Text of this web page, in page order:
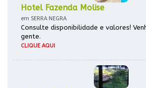
Hotel Fazenda Molise
em SERRA NEGRA
Consulte disponibilidade e valores!
gente.
CLIQUE AQUI